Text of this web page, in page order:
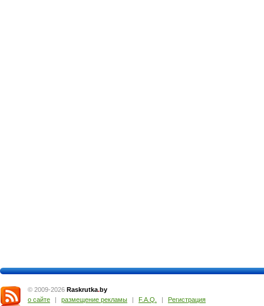
© 2009-2026 Raskrutka.by
о сайте
| размещение рекламы | F.A.Q. | Регистрация